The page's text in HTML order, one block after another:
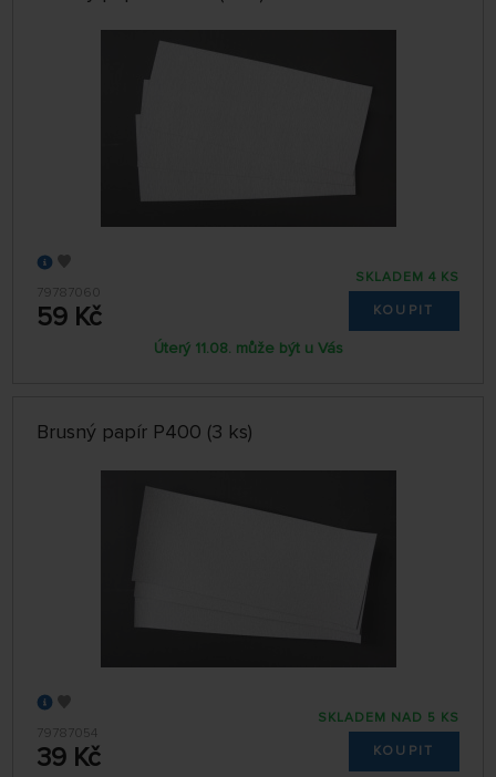
79787060
59 Kč
SKLADEM 4 KS
KOUPIT
Úterý 11.08. může být u Vás
Brusný papír P400 (3 ks)
79787054
39 Kč
SKLADEM NAD 5 KS
KOUPIT